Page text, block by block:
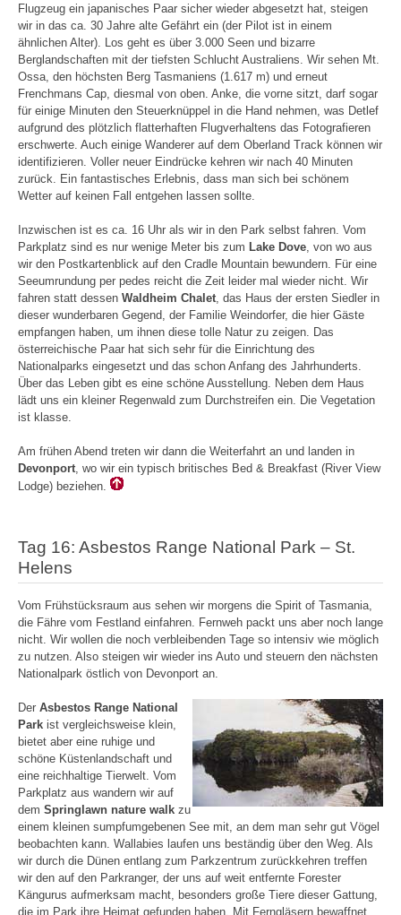
Flugzeug ein japanisches Paar sicher wieder abgesetzt hat, steigen
wir in das ca. 30 Jahre alte Gefährt ein (der Pilot ist in einem
ähnlichen Alter). Los geht es über 3.000 Seen und bizarre
Berglandschaften mit der tiefsten Schlucht Australiens. Wir sehen Mt.
Ossa, den höchsten Berg Tasmaniens (1.617 m) und erneut
Frenchmans Cap, diesmal von oben. Anke, die vorne sitzt, darf sogar
für einige Minuten den Steuerknüppel in die Hand nehmen, was Detlef
aufgrund des plötzlich flatterhaften Flugverhaltens das Fotografieren
erschwerte. Auch einige Wanderer auf dem Oberland Track können wir
identifizieren. Voller neuer Eindrücke kehren wir nach 40 Minuten
zurück. Ein fantastisches Erlebnis, dass man sich bei schönem
Wetter auf keinen Fall entgehen lassen sollte.
Inzwischen ist es ca. 16 Uhr als wir in den Park selbst fahren. Vom
Parkplatz sind es nur wenige Meter bis zum Lake Dove, von wo aus
wir den Postkartenblick auf den Cradle Mountain bewundern. Für eine
Seeumrundung per pedes reicht die Zeit leider mal wieder nicht. Wir
fahren statt dessen Waldheim Chalet, das Haus der ersten Siedler in
dieser wunderbaren Gegend, der Familie Weindorfer, die hier Gäste
empfangen haben, um ihnen diese tolle Natur zu zeigen. Das
österreichische Paar hat sich sehr für die Einrichtung des
Nationalparks eingesetzt und das schon Anfang des Jahrhunderts.
Über das Leben gibt es eine schöne Ausstellung. Neben dem Haus
lädt uns ein kleiner Regenwald zum Durchstreifen ein. Die Vegetation
ist klasse.
Am frühen Abend treten wir dann die Weiterfahrt an und landen in
Devonport, wo wir ein typisch britisches Bed & Breakfast (River View
Lodge) beziehen.
Tag 16: Asbestos Range National Park – St.
Helens
Vom Frühstücksraum aus sehen wir morgens die Spirit of Tasmania,
die Fähre vom Festland einfahren. Fernweh packt uns aber noch lange
nicht. Wir wollen die noch verbleibenden Tage so intensiv wie möglich
zu nutzen. Also steigen wir wieder ins Auto und steuern den nächsten
Nationalpark östlich von Devonport an.
Der Asbestos Range National
Park ist vergleichsweise klein,
bietet aber eine ruhige und
schöne Küstenlandschaft und
eine reichhaltige Tierwelt. Vom
Parkplatz aus wandern wir auf
dem Springlawn nature walk zu
einem kleinen sumpfumgebenen See mit, an dem man sehr gut Vögel
beobachten kann. Wallabies laufen uns beständig über den Weg. Als
wir durch die Dünen entlang zum Parkzentrum zurückkehren treffen
wir den auf den Parkranger, der uns auf weit entfernte Forester
Kängurus aufmerksam macht, besonders große Tiere dieser Gattung,
die im Park ihre Heimat gefunden haben. Mit Ferngläsern bewaffnet